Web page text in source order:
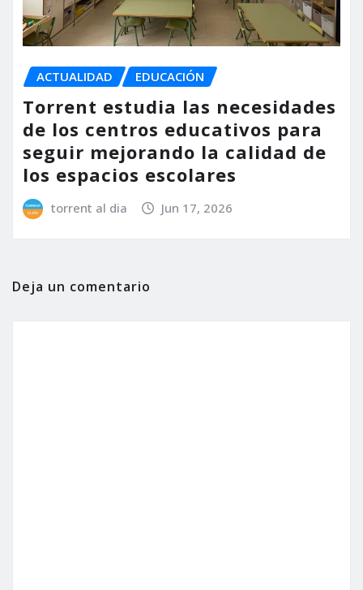
ACTUALIDAD EDUCACIÓN
Torrent estudia las necesidades
de los centros educativos para
seguir mejorando la calidad de
los espacios escolares
torrent al dia Jun 17, 2026
Deja un comentario